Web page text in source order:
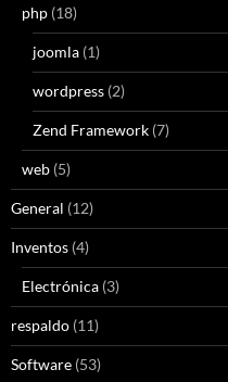
php (18)
joomla (1)
wordpress (2)
Zend Framework (7)
web (5)
General (12)
Inventos (4)
Electrónica (3)
respaldo (11)
Software (53)